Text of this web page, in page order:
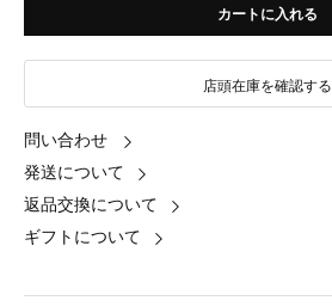
カートに入れる
店頭在庫を確認する
問い合わせ
発送について
返品交換について
ギフトについて